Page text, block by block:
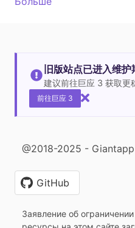
旧版站点已进入维护
建议前往巨应 3 获取更
前往巨应 3
@2018-2025 -
GitHub
Заявление об